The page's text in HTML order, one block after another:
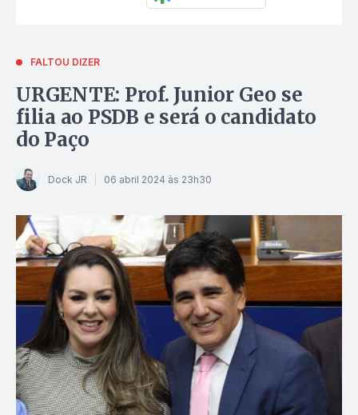
FALTOU DIZER
URGENTE: Prof. Junior Geo se
filia ao PSDB e será o candidato
do Paço
Dock JR 06 abril 2024 às 23h30